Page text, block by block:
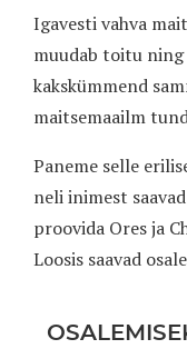
Igavesti vahva
muudab toitu ning
kakskümmend
maitsemaailm
Paneme selle
neli inimest
proovida Ores ja
Loosis saavad